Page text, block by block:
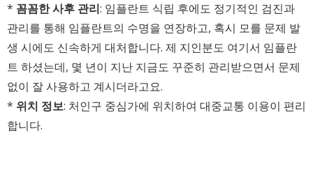
* 꼼꼼한 사후 관리: 임플란트 식립 후에도 정기적인 검진과
관리를 통해 임플란트의 수명을 연장하고, 혹시 모를 문제 발
생 시에도 신속하게 대처합니다. 제 지인분도 여기서 임플란
트 하셨는데, 몇 년이 지난 지금도 꾸준히 관리받으면서 문제
없이 잘 사용하고 계시더라고요.
* 위치 정보: 처인구 중심가에 위치하여 대중교통 이용이 편리
합니다.